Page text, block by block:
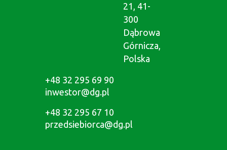
21, 41-
300
Dąbrowa
Górnicza,
Polska
+48 32 295 69 90
inwestor@dg.pl
+48 32 295 67 10
przedsiebiorca@dg.pl